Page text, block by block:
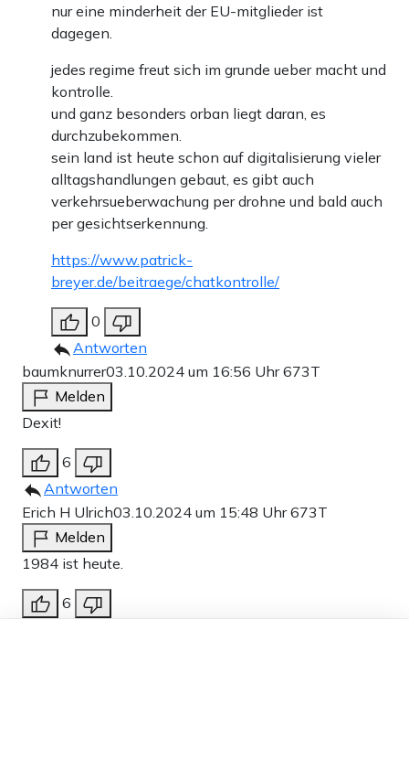
nur eine minderheit der EU-mitglieder ist
dagegen.
jedes regime freut sich im grunde ueber macht und
kontrolle.
und ganz besonders orban liegt daran, es
durchzubekommen.
sein land ist heute schon auf digitalisierung vieler
alltagshandlungen gebaut, es gibt auch
verkehrsueberwachung per drohne und bald auch
per gesichtserkennung.
https://www.patrick-
breyer.de/beitraege/chatkontrolle/
0
Antworten
baumknurrer03.10.2024 um 16:56 Uhr673T
Melden
Dexit!
6
Antworten
Erich H Ulrich03.10.2024 um 15:48 Uhr673T
Melden
1984 ist heute.
6